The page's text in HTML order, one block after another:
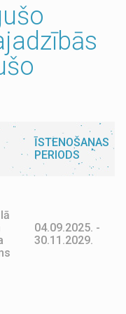
ĪSTENOŠANAS
PERIODS
04.09.2025. -
30.11.2029.